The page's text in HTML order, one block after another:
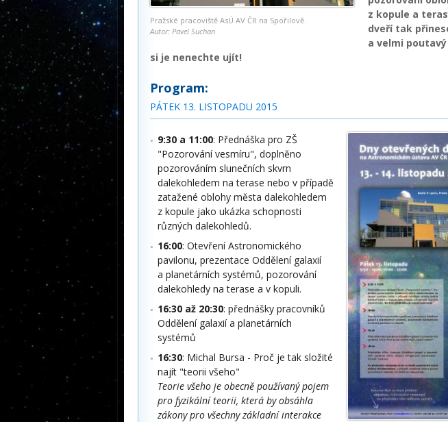
Pražské pracoviště AsÚ AV ČR na Spořilově.
Autor: Pavel Suchan
z kopule a
dveří tak
a velmi
si je nenechte ujít!
Program:
PÁTEK 13. LISTOPADU 2015
9:30 a 11:00: Přednáška pro ZŠ
"Pozorování vesmíru", doplněno
pozorováním slunečních skvrn
dalekohledem na terase nebo v případě
zatažené oblohy města dalekohledem
z kopule jako ukázka schopnosti
různých dalekohledů.
16:00: Otevření Astronomického
pavilonu, prezentace Oddělení galaxií
a planetárních systémů, pozorování
dalekohledy na terase a v kopuli.
16:30 až 20:30: přednášky pracovníků
Oddělení galaxií a planetárních
systémů
16:30: Michal Bursa - Proč je tak složité
najít "teorii všeho"
Teorie všeho je obecně používaný pojem
pro fyzikální teorii, která by obsáhla
zákony pro všechny základní interakce